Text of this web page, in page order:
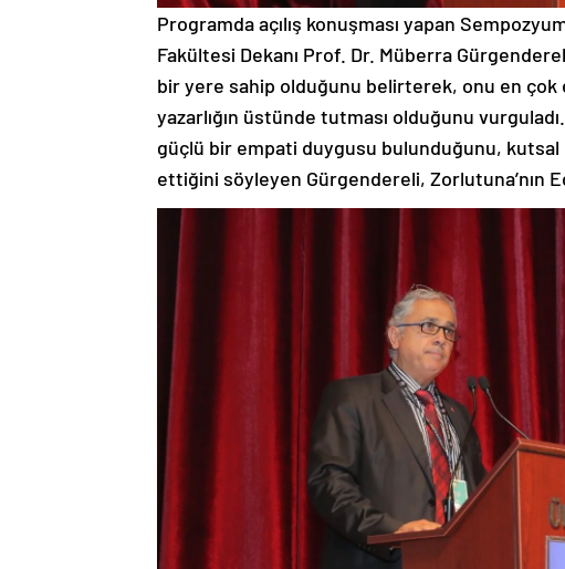
Programda açılış konuşması yapan
Fakültesi Dekanı Prof. Dr. Müberra
bir yere sahip olduğunu belirterek, onu en
yazarlığın üstünde tutması olduğunu
güçlü bir empati duygusu bulunduğunu,
ettiğini söyleyen Gürgendereli, Zorlutuna’nın